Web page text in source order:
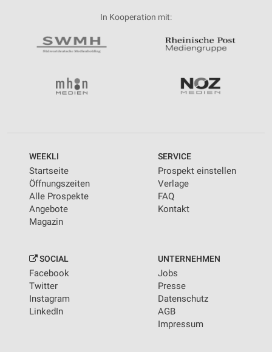
In Kooperation mit:
WEEKLI
Startseite
Öffnungszeiten
Alle Prospekte
Angebote
Magazin
SERVICE
Prospekt einstellen
Verlage
FAQ
Kontakt
SOCIAL
Facebook
Twitter
Instagram
LinkedIn
UNTERNEHMEN
Jobs
Presse
Datenschutz
AGB
Impressum